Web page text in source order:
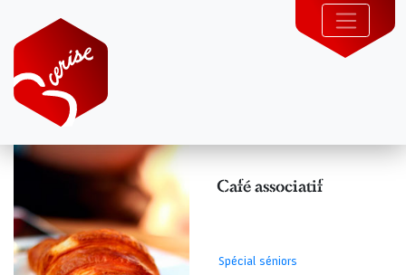
Café associatif
Spécial séniors